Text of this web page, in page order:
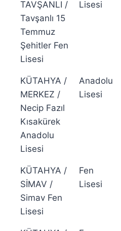
TAVŞANLI /
Tavşanlı 15
Temmuz
Şehitler Fen
Lisesi
Lisesi
KÜTAHYA /
MERKEZ /
Necip Fazıl
Kısakürek
Anadolu
Lisesi
Anadolu
Lisesi
KÜTAHYA /
SİMAV /
Simav Fen
Lisesi
Fen
Lisesi